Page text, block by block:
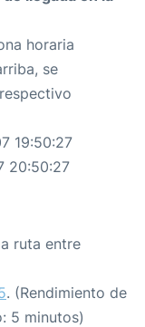
horaria
se
19:50:27
20:50:27
ruta entre
. (Rendimiento de
5 minutos)